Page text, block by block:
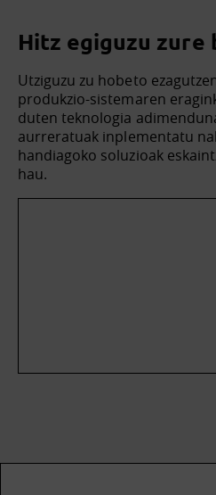
Hitz egiguzu zure
Utziguzu zu hobeto
produkzio-sistemaren
duten teknologia
aurreratuak inplementatu
handiagoko soluzioak
hau.